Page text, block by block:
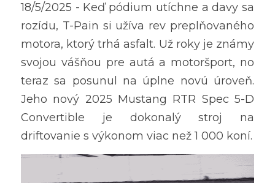
18/5/2025 - Keď pódium utíchne a davy sa
rozídu, T-Pain si užíva rev preplňovaného
motora, ktorý trhá asfalt. Už roky je známy
svojou vášňou pre autá a motoršport, no
teraz sa posunul na úplne novú úroveň.
Jeho nový 2025 Mustang RTR Spec 5-D
Convertible je dokonalý stroj na
driftovanie s výkonom viac než 1 000 koní.